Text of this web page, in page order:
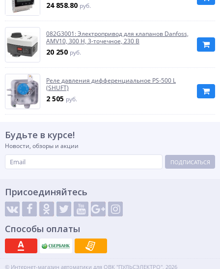
24 858.80 руб.
082G3001: Электропривод для клапанов Danfoss,
AMV10, 300 Н, 3-точечное, 230 В
20 250 руб.
Реле давления дифференциальное PS-500 L
(SHUFT)
2 505 руб.
Будьте в курсе!
Новости, обзоры и акции
ПОДПИСАТЬСЯ
Присоединяйтесь
Способы оплаты
© Интернет-магазин автоматики для ОВК "ПУЛЬСЭЛЕКТРО", 2026